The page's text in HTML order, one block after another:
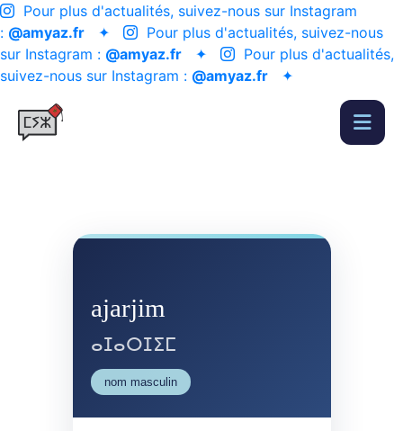
Pour plus d'actualités, suivez-nous sur Instagram
: @amyaz.fr ✦
Pour plus d'actualités, suivez-nous
sur Instagram : @amyaz.fr ✦
Pour plus d'actualités,
suivez-nous sur Instagram : @amyaz.fr ✦
ajarjim
ⴰⵊⴰⵔⵊⵉⵎ
nom masculin